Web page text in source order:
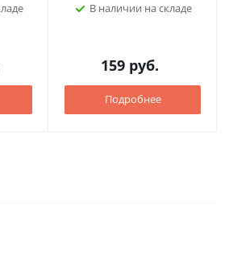
В наличии на складе
159 руб.
Подробнее